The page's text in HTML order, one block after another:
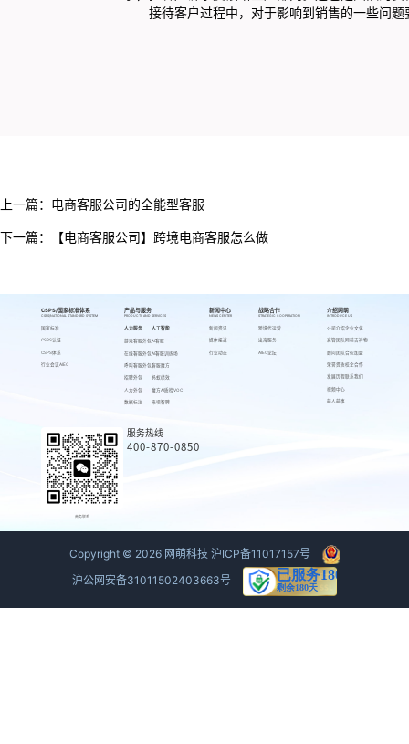
接待客户过程中，对于影响到销售的一些问题
上一篇： 电商客服公司的全能型客服
下一篇： 【电商客服公司】跨境电商客服怎么做
CSPS/国家标准体系
CSPS/NATIONAL STANDARD SYSTEM
国家标准
CSPS认证
CSPS体系
行业会议AIEC
产品与服务
PRODUCTS AND SERVICES
人力服务
游戏客服外包
在线客服外包
呼叫客服外包
招聘外包
人力外包
数据标注
人工智能
AI客服
AI客服训练场
客服魔方
蚂蚁绩效
魔方AI质检VOC
来呗智聘
新闻中心
NEWS CENTER
新闻资讯
媒体报道
行业动态
战略合作
STRATEGIC COOPERATION
跨境代运营
出海服务
AIEC论坛
介绍网萌
INTRODUCE US
公司介绍
高管团队
顾问团队
荣誉资质
发展历程
视频中心
萌人萌事
企业文化
网萌吉祥物
合伙加盟
校企合作
联系我们
商务联系
服务热线
400-870-0850
Copyright © 2026 网萌科技 沪ICP备11017157号
沪公网安备31011502403663号